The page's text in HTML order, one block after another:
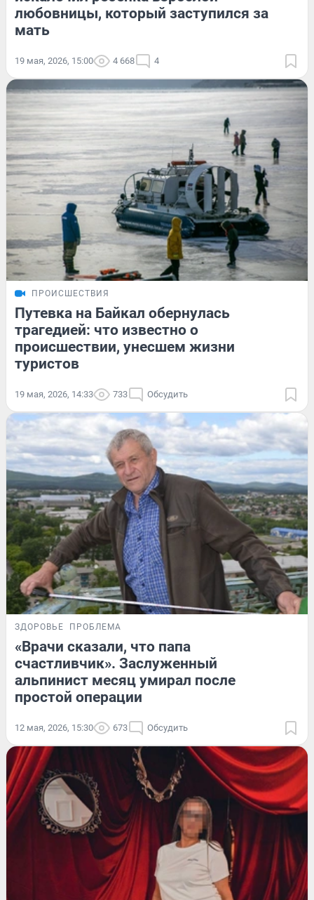
любовницы, который заступился за
мать
19 мая, 2026, 15:00 4 668 4
ПРОИСШЕСТВИЯ
Путевка на Байкал обернулась
трагедией: что известно о
происшествии, унесшем жизни
туристов
19 мая, 2026, 14:33 733 Обсудить
ЗДОРОВЬЕ ПРОБЛЕМА
«Врачи сказали, что папа
счастливчик». Заслуженный
альпинист месяц умирал после
простой операции
12 мая, 2026, 15:30 673 Обсудить